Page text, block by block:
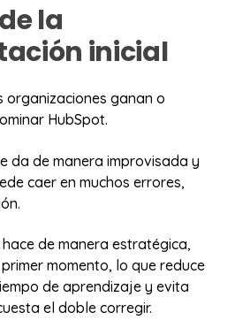
la
inicial
organizaciones ganan o
HubSpot.
da de manera improvisada y
caer en muchos errores,
de manera estratégica,
momento, lo que reduce
de aprendizaje y evita
el doble corregir.